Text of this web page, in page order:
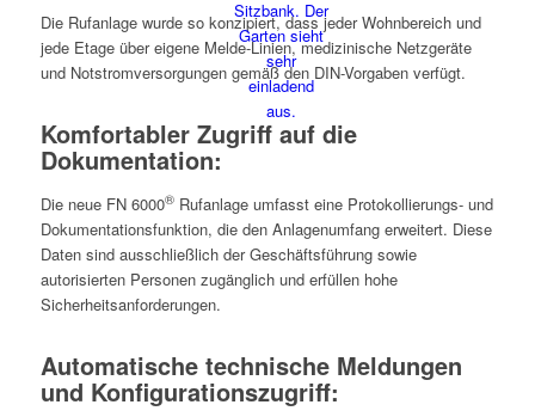
Die Rufanlage wurde so konzipiert, dass jeder Wohnbereich und
jede Etage über eigene Melde-Linien, medizinische Netzgeräte
und Notstromversorgungen gemäß den DIN-Vorgaben verfügt.
Komfortabler Zugriff auf die
Dokumentation:
Die neue FN 6000®Rufanlage umfasst eine Protokollierungs- und
Dokumentationsfunktion, die den Anlagenumfang erweitert. Diese
Daten sind ausschließlich der Geschäftsführung sowie
autorisierten Personen zugänglich und erfüllen hohe
Sicherheitsanforderungen.
Automatische technische Meldungen
und Konfigurationszugriff: